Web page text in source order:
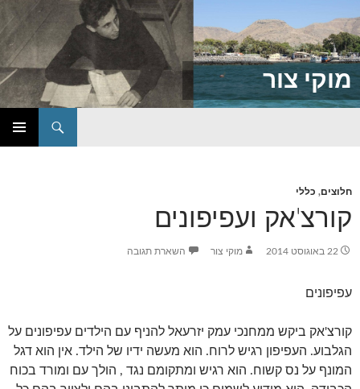
מוקי צור
חלוצים, כללי
קורצ'אק ועפיפונים
22 באוגוסט 2014 מוקי צור השארת תגובה
עפיפונים
קורצ'אק ביקש ממחנכי עמק יזרעאל להניף עם הילדים עפיפונים על
הגלבוע. העפיפון רגיש לרוח. הוא מעשה ידיו של הילד. אין הוא דגל
המונף על נס קשוח. הוא רגיש ומתקומם נגד , הולך עם ומורד בכוח